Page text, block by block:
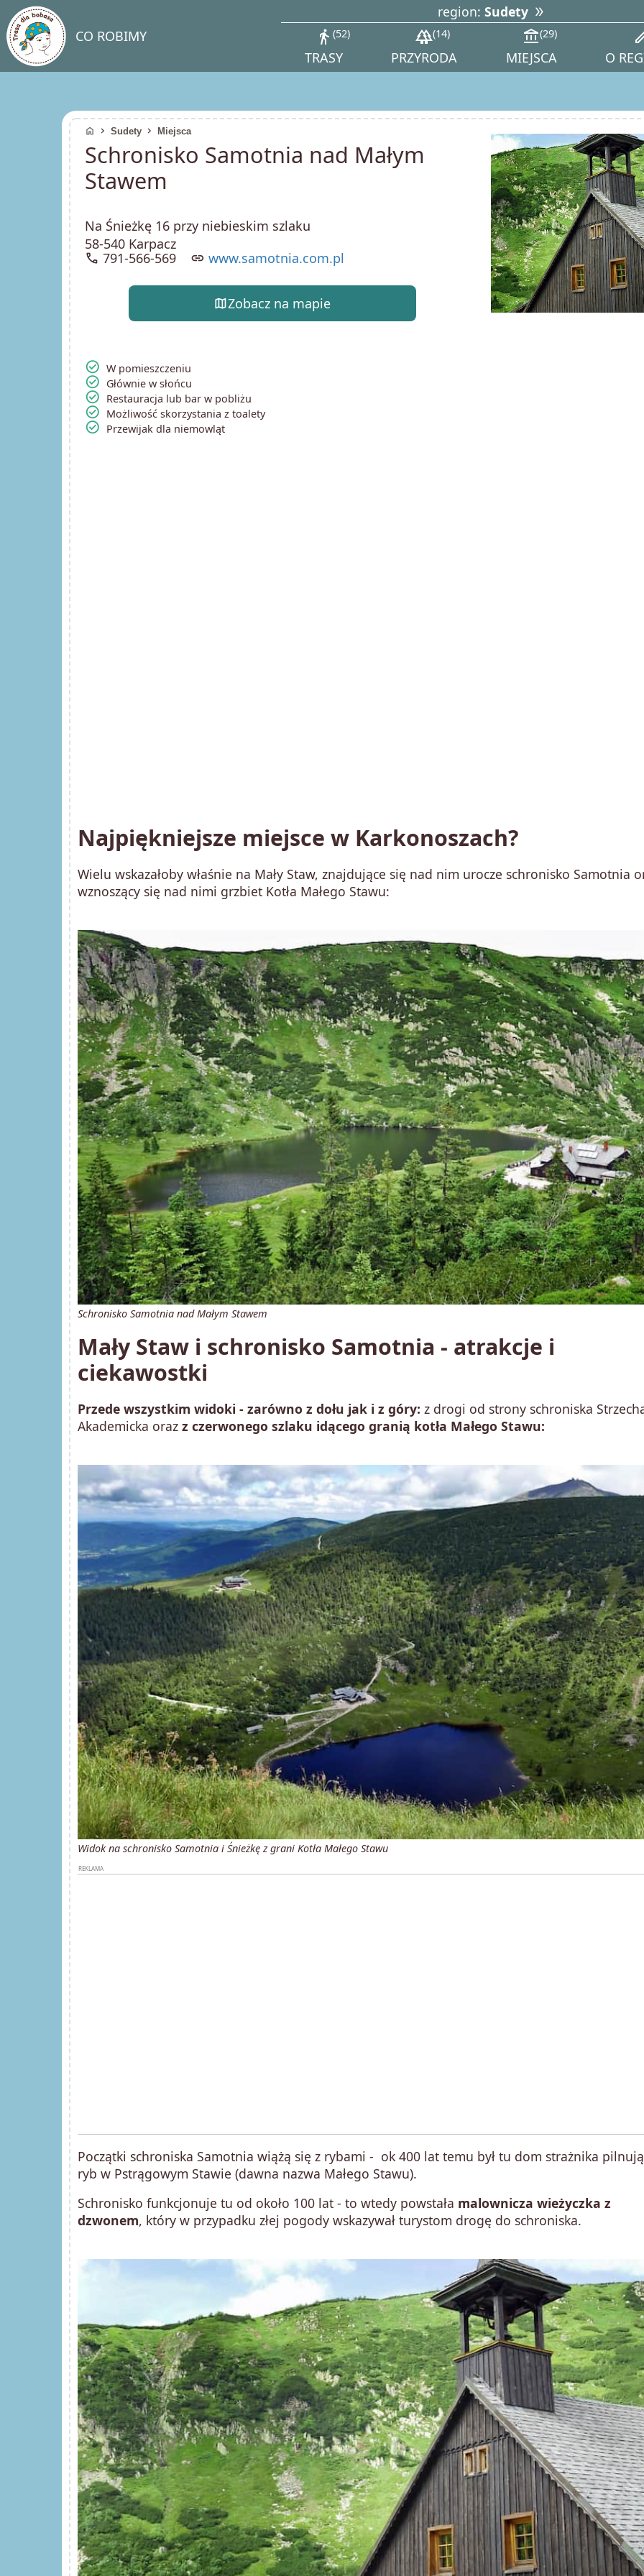
CO ROBIMY
region:Sudety
directions_walk 52
TRASY
forest 14
PRZYRODA
account_balance 29
MIEJSCA O
home chevron_right Sudety chevron_right Miejsca
Schronisko Samotnia nad Małym
Stawem
Na Śnieżkę 16 przy niebieskim szlaku
58-540 Karpacz
call 791-566-569 link www.samotnia.com.pl
mapZobacz na mapie
check_circle W pomieszczeniu
check_circle Głównie w słońcu
check_circle Restauracja lub bar w pobliżu
check_circle Możliwość skorzystania z toalety
check_circle Przewijak dla niemowląt
Najpiękniejsze miejsce w Karkonoszach?
Wielu wskazałoby właśnie na Mały Staw, znajdujące się nad nim urocze schronisko Samotnia
wznoszący się nad nimi grzbiet Kotła Małego Stawu:
Schronisko Samotnia nad Małym Stawem
Mały Staw i schronisko Samotnia - atrakcje i
ciekawostki
Przede wszystkim widoki - zarówno z dołu jak i z góry: z drogi od strony schroniska
Akademicka oraz z czerwonego szlaku idącego granią kotła Małego Stawu:
Widok na schronisko Samotnia i Śnieżkę z grani Kotła Małego Stawu
Początki schroniska Samotnia wiążą się z rybami - ok 400 lat temu był tu dom strażnika
ryb w Pstrągowym Stawie (dawna nazwa Małego Stawu).
Schronisko funkcjonuje tu od około 100 lat - to wtedy powstała malownicza wieżyczka z
dzwonem, który w przypadku złej pogody wskazywał turystom drogę do schroniska.